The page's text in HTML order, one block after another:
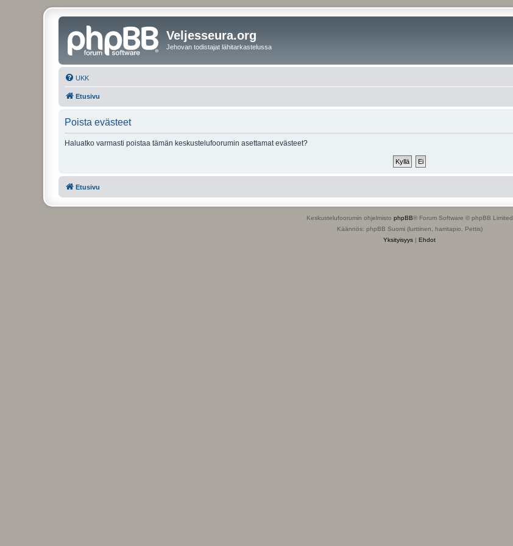
Veljesseura.org
Jehovan todistajat lähitarkastelussa
UKK
Etusivu
Poista evästeet
Haluatko varmasti poistaa tämän keskustelufoorumin asettamat evästeet?
Etusivu
Keskustelufoorumin ohjelmisto phpBB® Forum Software © phpBB Limited
Käännös: phpBB Suomi (lurttinen, harritapio, Pettis)
Yksityisyys | Ehdot